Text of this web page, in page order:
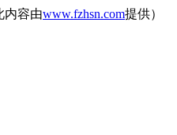
内容由www.fzhsn.com提供）